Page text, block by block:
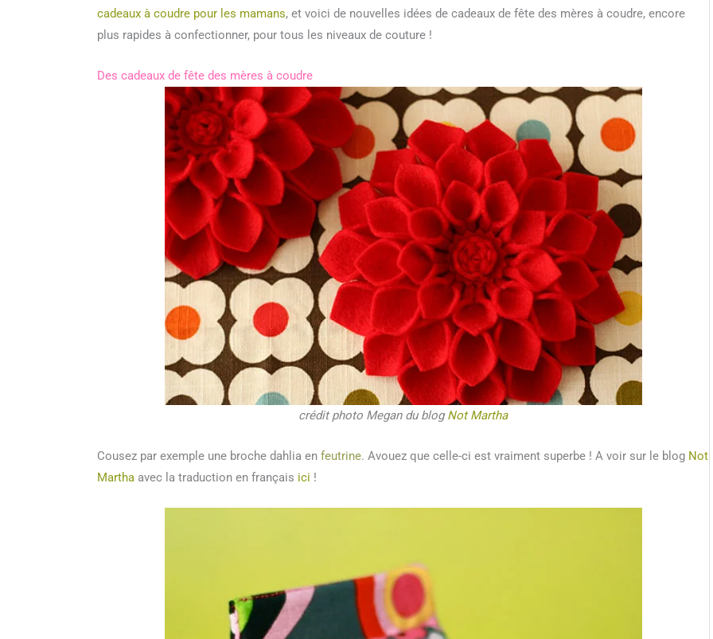
cadeaux à coudre pour les mamans, et voici de nouvelles idées de cadeaux de fête des mères à coudre, encore
plus rapides à confectionner, pour tous les niveaux de couture !
Des cadeaux de fête des mères à coudre
crédit photo Megan du blogNot Martha
Cousez par exemple une broche dahlia en feutrine. Avouez que celle-ci est vraiment superbe ! A voir sur le blog Not
Martha avec la traduction en français ici !